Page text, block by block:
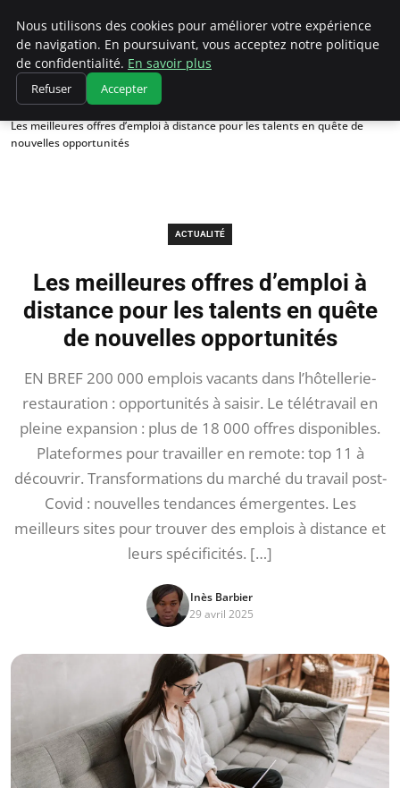
Chasseur De Tête
Accueil
Actualité
Les meilleures offres d’emploi à distance pour les talents en quête de
nouvelles opportunités
ACTUALITÉ
Les meilleures offres d’emploi à
distance pour les talents en quête
de nouvelles opportunités
EN BREF 200 000 emplois vacants dans l’hôtellerie-
restauration : opportunités à saisir. Le télétravail en
pleine expansion : plus de 18 000 offres disponibles.
Plateformes pour travailler en remote: top 11 à
découvrir. Transformations du marché du travail post-
Covid : nouvelles tendances émergentes. Les
meilleurs sites pour trouver des emplois à distance et
leurs spécificités. […]
Inès Barbier
29 avril 2025
Nous utilisons des cookies pour améliorer votre expérience
de navigation. En poursuivant, vous acceptez notre politique
de confidentialité. En savoir plus
Refuser Accepter